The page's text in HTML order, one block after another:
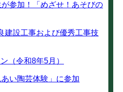
参加！「めざせ！あそびの
建設工事および優秀工事技
（令和8年5月）
い陶芸体験」に参加